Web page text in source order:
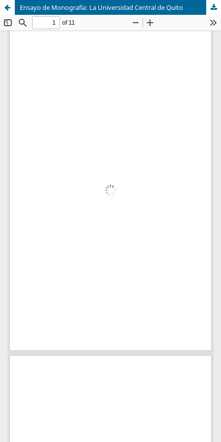
Ensayo de Monografía: La Universidad Central de Quito